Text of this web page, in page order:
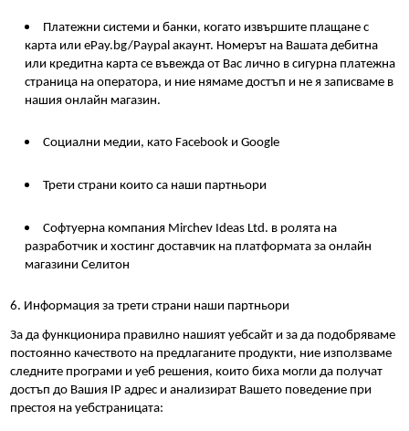
Платежни системи и банки, когато извършите плащане с
карта или еPay.bg/Paypal акаунт. Номерът на Вашата дебитна
или кредитна карта се въвежда от Вас лично в сигурна платежна
страница на оператора, и ние нямаме достъп и не я записваме в
нашия онлайн магазин.
Социални медии, като Facebook и Google
Трети страни които са наши партньори
Софтуерна компания Mirchev Ideas Ltd. в ролята на
разработчик и хостинг доставчик на платформата за онлайн
магазини Селитон
6. Информация за трети страни наши партньори
За да функционира правилно нашият уебсайт и за да подобряваме
постоянно качеството на предлаганите продукти, ние използваме
следните програми и уеб решения, които биха могли да получат
достъп до Вашия IP адрес и анализират Вашето поведение при
престоя на уебстраницата: